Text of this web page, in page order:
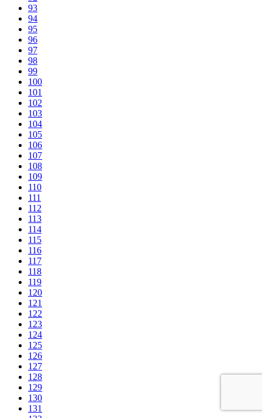
93
94
95
96
97
98
99
100
101
102
103
104
105
106
107
108
109
110
111
112
113
114
115
116
117
118
119
120
121
122
123
124
125
126
127
128
129
130
131